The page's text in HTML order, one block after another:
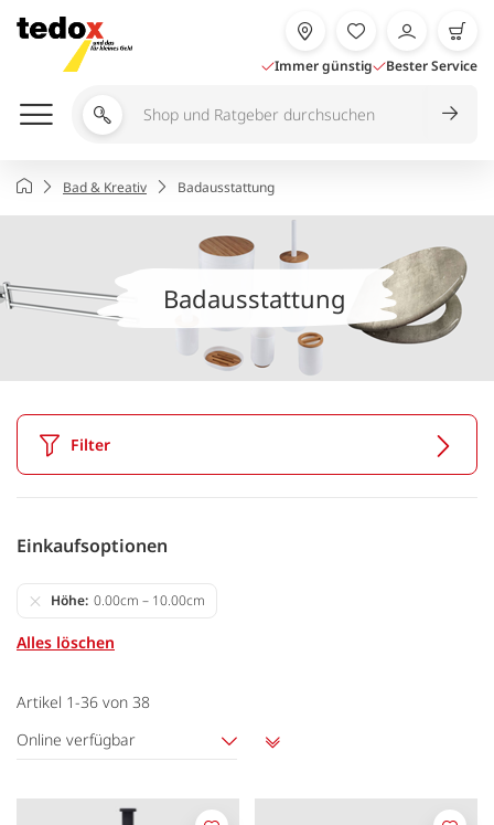
Inhalt
springen
Immer günstig Bester Service
Shop
durchsuchen
StartseiteBad & Kreativ Badausstattung
Badausstattung
Filter
Einkaufsoptionen
Höhe 0.00cm – 10.00cm
Alles löschen
Artikel 1-36 von 38
Online verfügbar